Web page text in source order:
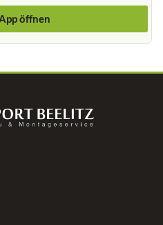
öffnen